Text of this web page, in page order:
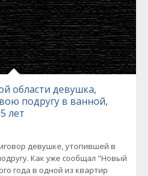
области девушка,
подругу в ванной,
лет
девушке, утопившей в
Как уже сообщал "Новый
года в одной из квартир